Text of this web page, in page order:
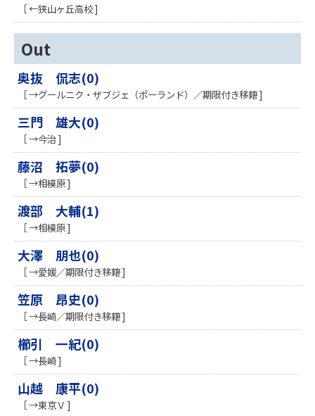
［ ←狭山ヶ丘高校 ]
Out
奥抜 侃志(0)
［ →グールニク・ザブジェ（ポーランド）／期限付き移籍 ]
三門 雄大(0)
［ →今治 ]
藤沼 拓夢(0)
［ →相模原 ]
渡部 大輔(1)
［ →相模原 ]
大澤 朋也(0)
［ →愛媛／期限付き移籍 ]
笠原 昂史(0)
［ →長崎／期限付き移籍 ]
櫛引 一紀(0)
［ →長崎 ]
山越 康平(0)
［ →東京Ｖ ]